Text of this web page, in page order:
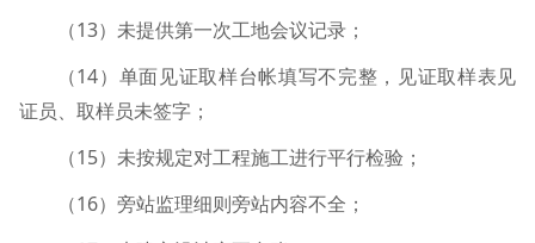
（13）未提供第一次工地会议记录；
（14）单面见证取样台帐填写不完整，见证取样表见
证员、取样员未签字；
（15）未按规定对工程施工进行平行检验；
（16）旁站监理细则旁站内容不全；